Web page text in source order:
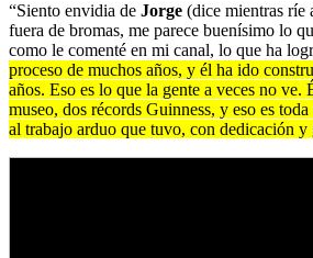
“Siento envidia de Jorge (dice mientras ríe
fuera de bromas, me parece buenísimo lo
como le comenté en mi canal, lo que ha
proceso de muchos años, y él ha ido
años. Eso es lo que la gente a veces no ve.
museo, dos récords Guinness, y eso es
al trabajo arduo que tuvo, con dedicación y